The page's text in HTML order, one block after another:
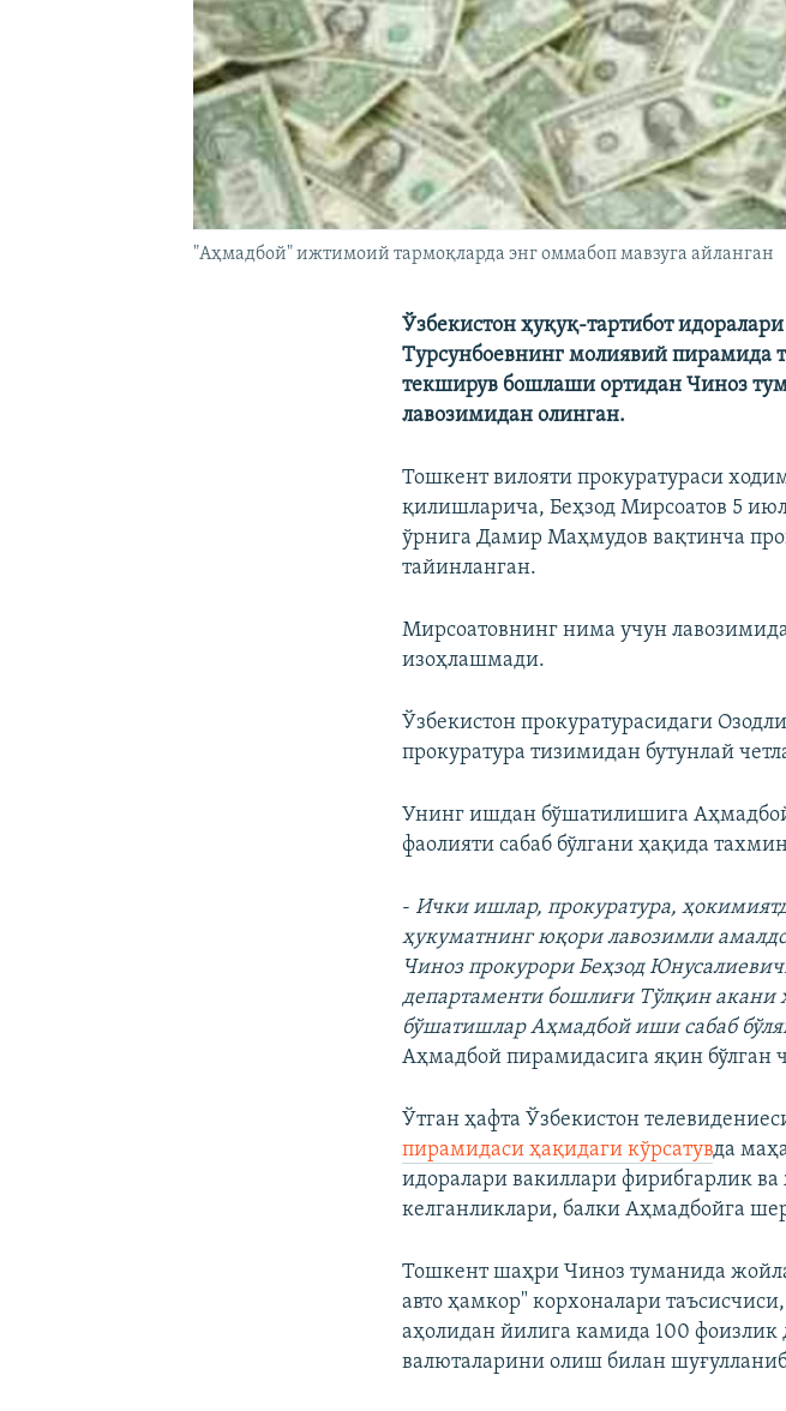
"Аҳмадбой" ижтимоий тармоқларда энг оммабоп мавзуга айланган
Ўзбекистон ҳуқуқ-тартибот
Турсунбоевнинг молиявий пирамида
текширув бошлаши ортидан Чиноз
лавозимидан олинган.
Тошкент вилояти прокуратураси
қилишларича, Беҳзод Мирсоатов 5
ўрнига Дамир Маҳмудов вақтинча
тайинланган.
Мирсоатовнинг нима учун
изоҳлашмади.
Ўзбекистон прокуратурасидаги
прокуратура тизимидан бутунлай
Унинг ишдан бўшатилишига
фаолияти сабаб бўлгани ҳақида
-Ички ишлар, прокуратура,
ҳукуматнинг юқори лавозимли
Чиноз прокурори Беҳзод
департаменти бошлиғи Тўлқин
бўшатишлар Аҳмадбой иши сабаб
Аҳмадбой пирамидасига яқин бўлган
Ўтган ҳафта Ўзбекистон
пирамидаси ҳақидаги кўрсатувда
идоралари вакиллари фирибгарлик
келганликлари, балки Аҳмадбойга
Тошкент шаҳри Чиноз туманида
авто ҳамкор" корхоналари
аҳолидан йилига камида 100
валюталарини олиш билан